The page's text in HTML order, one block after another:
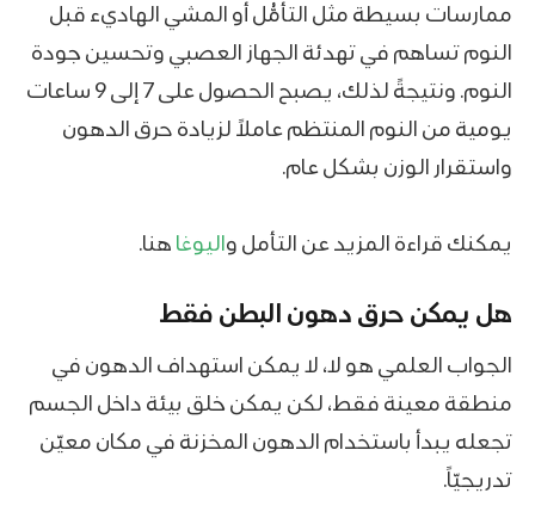
ممارسات بسيطة مثل التأمُّل أو المشي الهاديء قبل
النوم تساهم في تهدئة الجهاز العصبي وتحسين جودة
النوم. ونتيجةً لذلك، يصبح الحصول على 7 إلى 9 ساعات
يومية من النوم المنتظم عاملاً لزيادة حرق الدهون
واستقرار الوزن بشكل عام.
يمكنك قراءة المزيد عن التأمل واليوغا هنا.
هل يمكن حرق دهون البطن فقط
الجواب العلمي هو لا، لا يمكن استهداف الدهون في
منطقة معينة فقط، لكن يمكن خلق بيئة داخل الجسم
تجعله يبدأ باستخدام الدهون المخزنة في مكان معيّن
تدريجيّاً.